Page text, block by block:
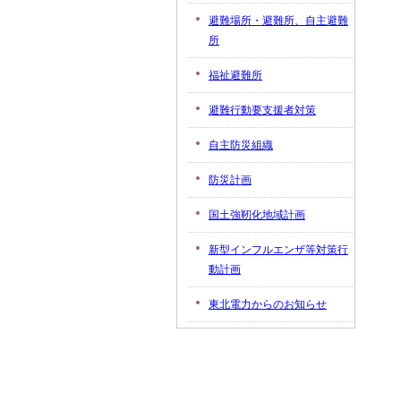
避難場所・避難所、自主避難
所
福祉避難所
避難行動要支援者対策
自主防災組織
防災計画
国土強靭化地域計画
新型インフルエンザ等対策行
動計画
東北電力からのお知らせ